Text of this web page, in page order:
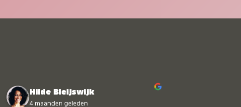
Hilde Bleijswijk
4 maanden geleden